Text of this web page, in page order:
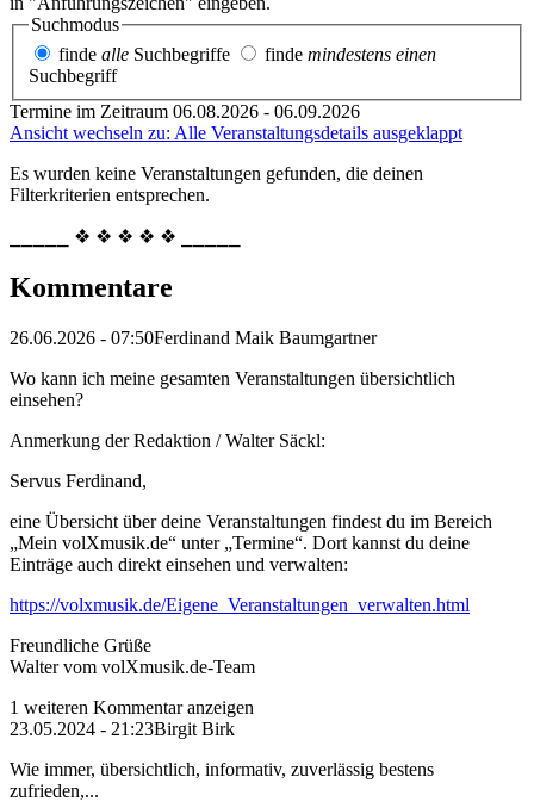
Suchmodus
finde alle Suchbegriffe finde mindestens einen
Suchbegriff
Termine im Zeitraum 06.08.2026 - 06.09.2026
Ansicht wechseln zu: Alle Veranstaltungsdetails ausgeklappt
Es wurden keine Veranstaltungen gefunden, die deinen
Filterkriterien entsprechen.
⎯⎯⎯⎯⎯ ❖ ❖ ❖ ❖ ❖ ⎯⎯⎯⎯⎯
Kommentare
26.06.2026 - 07:50Ferdinand Maik Baumgartner
Wo kann ich meine gesamten Veranstaltungen übersichtlich
einsehen?
Anmerkung der Redaktion /Walter Säckl:
Servus Ferdinand,
eine Übersicht über deine Veranstaltungen findest du im Bereich
„Mein volXmusik.de“ unter „Termine“. Dort kannst du deine
Einträge auch direkt einsehen und verwalten:
https://volxmusik.de/Eigene_Veranstaltungen_verwalten.html
Freundliche Grüße
Walter vom volXmusik.de-Team
1 weiteren Kommentar anzeigen
23.05.2024 - 21:23Birgit Birk
Wie immer, übersichtlich, informativ, zuverlässig bestens
zufrieden,...